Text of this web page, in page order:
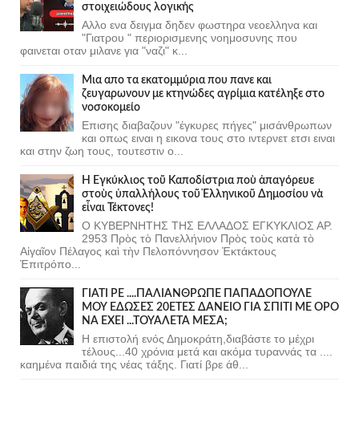
στοιχειώδους λογικής
Αλλο ενα δειγμα δηδεν φωστηρα νεοελληνα και
"Γιατρου " περιορισμενης νοημοσυνης που
φαινεται οταν μιλανε για "ναζι" κ...
Μια απο τα εκατομμύρια που πανε και
ζευγαρωνουν με κτηνώδες αγρίμια κατέληξε στο
νοσοκομείο
Επισης διαβαζουν "έγκυρες πήγες" μισάνθρωπων
και οπως ειναι η εικονα τους στο ιντερνετ ετσι ειναι
και στην ζωη τους, τουτεστιν ο...
Ἡ Ἐγκύκλιος τοῦ Καποδίστρια ποὺ ἀπαγόρευε
στοὺς ὑπαλλήλους τοῦ Ἑλληνικοῦ Δημοσίου νὰ
εἶναι Τέκτονες!
Ο ΚΥΒΕΡΝΗΤΗΣ ΤΗΣ ΕΛΛΑΔΟΣ ΕΓΚΥΚΛΙΟΣ ΑΡ.
2953 Πρὸς τὸ Πανελλήνιον Πρὸς τοὺς κατὰ τὸ
Αἰγαῖον Πέλαγος καὶ τὴν Πελοπόννησον Ἐκτάκτους
Ἐπιτρόπο...
ΓΙΑΤΙ ΡΕ ....ΠΑΛΙΑΝΘΡΩΠΕ ΠΑΠΑΔΟΠΟΥΛΕ
ΜΟΥ ΕΔΩΣΕΣ 20ΕΤΕΣ ΔΑΝΕΙΟ ΓΙΑ ΣΠΙΤΙ ΜΕ ΟΡΟ
ΝΑ ΕΧΕΙ ...ΤΟΥΑΛΕΤΑ ΜΕΣΑ;
Η επιστολή ενός Δημοκράτη,διαβάστε το μέχρι
τέλους...40 χρόνια μετά και ακόμα τυραννάς τα ....
καημένα παιδιά της νέας τάξης. Γιατί βρε άθ...